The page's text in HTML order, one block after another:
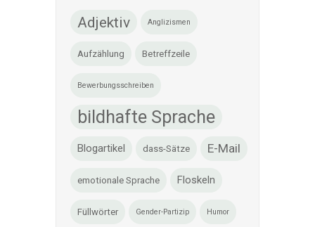
Adjektiv Anglizismen
Aufzählung Betreffzeile
Bewerbungsschreiben
bildhafte Sprache
Blogartikel dass-Sätze E-Mail
emotionale Sprache Floskeln
Füllwörter Gender-Partizip Humor